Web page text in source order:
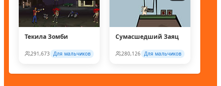
Текила Зомби
291,673 Для мальчиков
Сумасшедший Заяц
280,126 Для мальчиков